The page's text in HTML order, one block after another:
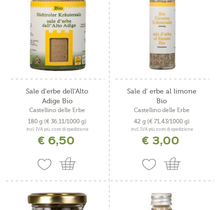
Sale d'erbe dell'Alto
Adige Bio
Castellino delle Erbe
180 g (€ 36,11/1000 g)
incl. IVA più costi di spedizione
€ 6,50
Sale d' erbe al limone
Bio
Castellino delle Erbe
42 g (€ 71,43/1000 g)
incl. IVA più costi di spedizione
€ 3,00